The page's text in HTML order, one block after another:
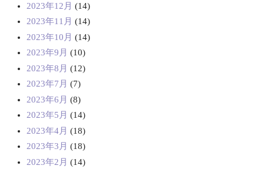
2023年12月 (14)
2023年11月 (14)
2023年10月 (14)
2023年9月 (10)
2023年8月 (12)
2023年7月 (7)
2023年6月 (8)
2023年5月 (14)
2023年4月 (18)
2023年3月 (18)
2023年2月 (14)